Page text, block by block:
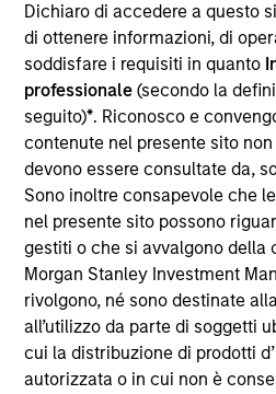
Dichiaro di accedere a questo
di ottenere informazioni, di
soddisfare i requisiti in quanto
professionale(secondo la
seguito)*. Riconosco e
contenute nel presente sito
devono essere consultate da,
Sono inoltre consapevole che
nel presente sito possono
gestiti o che si avvalgono della
Morgan Stanley Investment
rivolgono, né sono destinate
all’utilizzo da parte di soggetti
cui la distribuzione di prodotti
autorizzata o in cui non è
Scheda tecnica
Fund Processing
Passport
Commodities
ISIN: LU2607330011
Parametric Commodity
Investment Team:
Strategies Team
Share Class:A
Scheda tecnica